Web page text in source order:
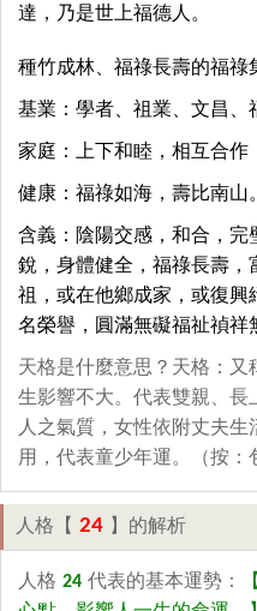
達，乃是世上福德人。
種竹成林、福祿長壽的福祿
基業：學者、祖業、文昌、
家庭：上下和睦，相互合作
健康：福祿如海，壽比南山
含義：陰陽交感，和合，完
銳，身體健全，福祿長壽，
祖，或在他鄉成家，或復興
名榮譽，圓滿無礙福祉禎祥
天格是什麼意思？天格：又
生影響不大。代表雙親、長
人之氣質，女性依附丈夫
用，代表童少年運。（按：
人格【 24 】的解析
人格 24 代表的基本運勢：